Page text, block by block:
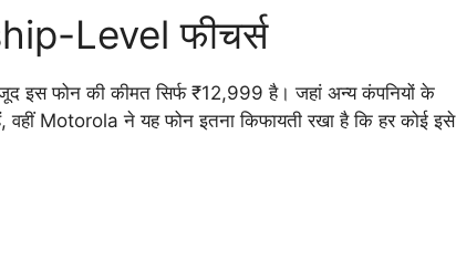
Level फीचर्स
इस फोन की कीमत सिर्फ ₹12,999 है। जहां अन्य कंपनियों के
Motorola ने यह फोन इतना किफायती रखा है कि हर कोई इसे